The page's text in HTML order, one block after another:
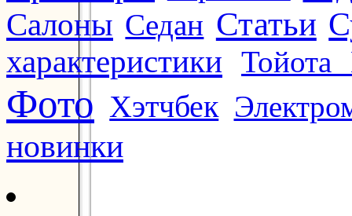
Салоны Седан Статьи
характеристики Тойота
Фото Хэтчбек
новинки